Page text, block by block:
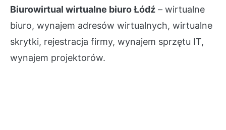
Biurowirtual wirtualne biuro Łódź – wirtualne
biuro, wynajem adresów wirtualnych, wirtualne
skrytki, rejestracja firmy, wynajem sprzętu IT,
wynajem projektorów.